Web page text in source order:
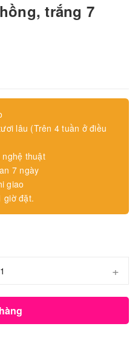
trắng 7
lâu (Trên 4 tuần ở điều
thuật
7 ngày
giao
giờ đặt.
+